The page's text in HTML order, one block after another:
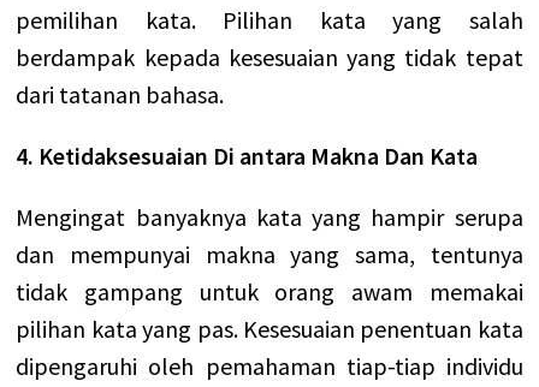
pemilihan kata. Pilihan kata yang salah
berdampak kepada kesesuaian yang tidak tepat
dari tatanan bahasa.
4. Ketidaksesuaian Di antara Makna Dan Kata
Mengingat banyaknya kata yang hampir serupa
dan mempunyai makna yang sama, tentunya
tidak gampang untuk orang awam memakai
pilihan kata yang pas. Kesesuaian penentuan kata
dipengaruhi oleh pemahaman tiap-tiap individu